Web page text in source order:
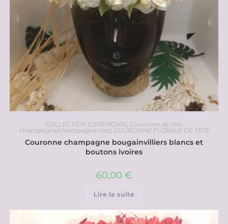
COLLECTION CEREMONIE, Couronne de tête
champagne/champagne rosé, COURONNE FLORALE DE TETE
Couronne champagne bougainvilliers blancs et
boutons ivoires
60,00 €
Lire la suite